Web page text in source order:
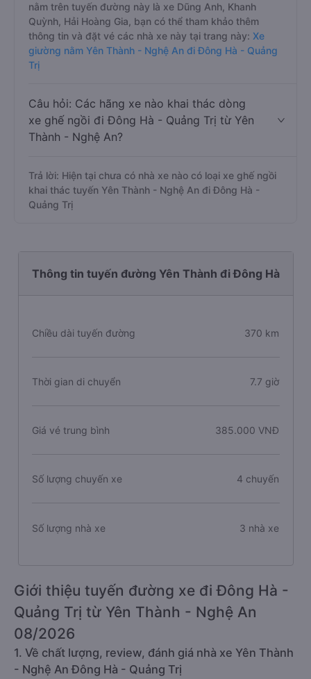
nằm trên tuyến đường này là xe Dũng Anh, Khanh
Quỳnh, Hải Hoàng Gia, bạn có thể tham khảo thêm
thông tin và đặt vé các nhà xe này tại trang này: Xe
giường nằm Yên Thành - Nghệ An đi Đông Hà - Quảng
Trị
Câu hỏi: Các hãng xe nào khai thác dòng
xe ghế ngồi đi Đông Hà - Quảng Trị từ Yên
Thành - Nghệ An?
Trả lời: Hiện tại chưa có nhà xe nào có loại xe ghế ngồi
khai thác tuyến Yên Thành - Nghệ An đi Đông Hà -
Quảng Trị
Thông tin tuyến đường Yên Thành đi Đông Hà
Chiều dài tuyến đường 370 km
Thời gian di chuyển 7.7 giờ
Giá vé trung bình 385.000 VNĐ
Số lượng chuyến xe 4 chuyến
Số lượng nhà xe 3 nhà xe
Giới thiệu tuyến đường xe đi Đông Hà -
Quảng Trị từ Yên Thành - Nghệ An
08/2026
1. Về chất lượng, review, đánh giá nhà xe Yên Thành
- Nghệ An Đông Hà - Quảng Trị